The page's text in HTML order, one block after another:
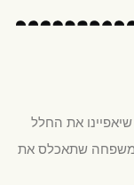
את החלל
המשפחה שתאכלס את